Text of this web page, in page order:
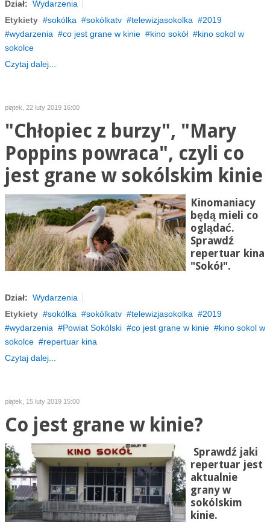
Dział: Wydarzenia
Etykiety
sokólka sokólkatv telewizjasokolka
2019
wydarzenia
co jest grane w kinie kino sokół
kino sokol w
sokolce
Czytaj dalej...
piątek, 22 luty 2019 16:00
"Chłopiec z burzy", "Mary
Poppins powraca", czyli co
jest grane w sokólskim kinie
Kinomaniacy
będą mieli co
oglądać.
Sprawdź
repertuar kina
"Sokół".
Dział: Wydarzenia
Etykiety
sokólka sokólkatv telewizjasokolka
2019
wydarzenia
Powiat Sokólski co jest grane w kinie
kino sokol w
sokolce
repertuar kina
Czytaj dalej...
piątek, 15 luty 2019 15:00
Co jest grane w kinie?
Sprawdź jaki
repertuar jest
aktualnie
grany w
sokólskim
kinie.